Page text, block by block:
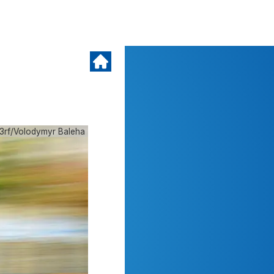
Volodymyr Baleha